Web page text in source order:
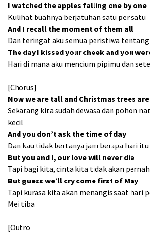
I watched the apples falling one by one
Kulihat buahnya berjatuhan satu per satu
And I recall the moment of them all
Dan teringat aku semua peristiwa
The day I kissed your cheek and you
Hari di mana aku mencium pipimu dan
[Chorus]
Now we are tall and Christmas trees
Sekarang kita sudah dewasa dan pohon
kecil
And you don’t ask the time of day
Dan kau tidak bertanya jam berapa hari itu
But you and I, our love will never die
Tapi bagi kita, cinta kita tidak akan
But guess we’ll cry come first of May
Tapi kurasa kita akan menangis saat hari
Mei tiba
[Outro